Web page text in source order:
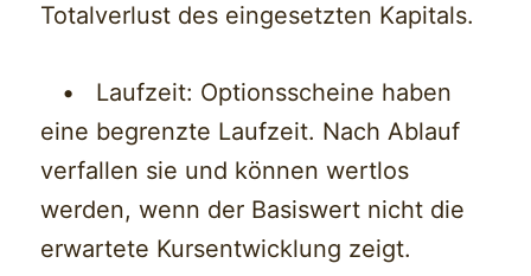
Totalverlust des eingesetzten Kapitals.
• Laufzeit: Optionsscheine haben
eine begrenzte Laufzeit. Nach Ablauf
verfallen sie und können wertlos
werden, wenn der Basiswert nicht die
erwartete Kursentwicklung zeigt.